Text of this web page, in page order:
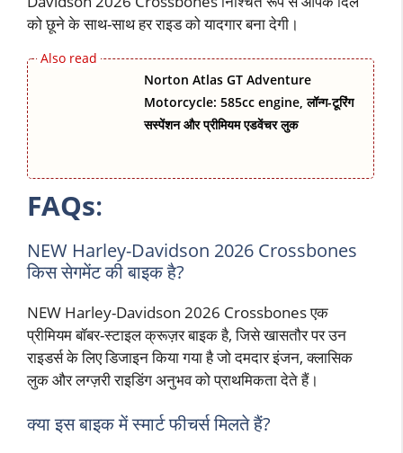
को छूने के साथ-साथ हर राइड को यादगार बना देगी।
Norton Atlas GT Adventure
Motorcycle: 585cc engine, लॉन्ग-टूरिंग
सस्पेंशन और प्रीमियम एडवेंचर लुक
FAQs:
NEW Harley-Davidson 2026 Crossbones
किस सेगमेंट की बाइक है?
NEW Harley-Davidson 2026 Crossbones एक
प्रीमियम बॉबर-स्टाइल क्रूज़र बाइक है, जिसे खासतौर पर उन
राइडर्स के लिए डिजाइन किया गया है जो दमदार इंजन, क्लासिक
लुक और लग्ज़री राइडिंग अनुभव को प्राथमिकता देते हैं।
क्या इस बाइक में स्मार्ट फीचर्स मिलते हैं?